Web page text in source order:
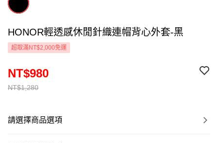
HONOR輕透感休閒針織連帽背心外套-黑
超取滿NT$2,000免運
NT$1,280
NT$980
請選擇商品選項